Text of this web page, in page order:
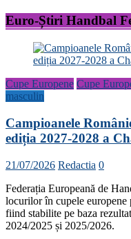
Euro-Știri Handbal
Cupe Europene Cupe
masculin
Campioanele
ediția 2027-2028 a
21/07/2026 Redactia 0
Federația Europeană de
locurilor în cupele
fiind stabilite pe baza
2024/2025 și 2025/2026.